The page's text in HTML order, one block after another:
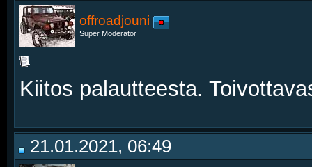
offroadjouni
Super Moderator
Kiitos palautteesta.
21.01.2021, 06:49